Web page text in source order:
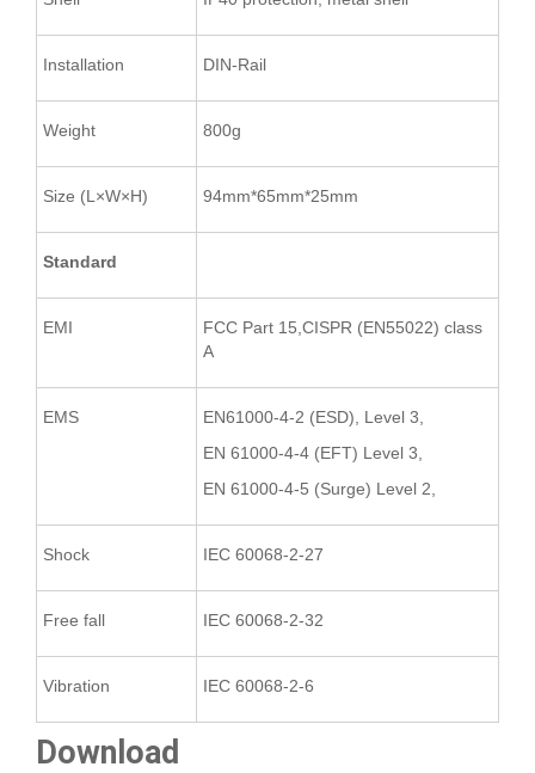
Installation DIN-Rail
Weight 800g
Size (L×W×H) 94mm*65mm*25mm
Standard
EMI
FCC Part 15,CISPR (EN55022) class
A
EMS
EN61000-4-2 (ESD), Level 3,
EN 61000-4-4 (EFT) Level 3,
EN 61000-4-5 (Surge) Level 2,
Shock IEC 60068-2-27
Free fall IEC 60068-2-32
Vibration IEC 60068-2-6
Download